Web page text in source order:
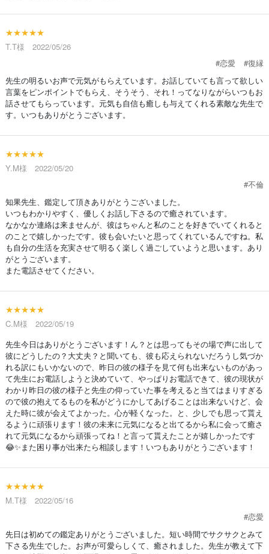
★★★★★
T.T様 2022/05/26
#恋愛
#復縁
先生の明るいお声で元気がもらえています。お話していても言って欲しい
言葉をピンポイントでもらえ、そうそう、それ！ってなりながらいつもお
話させてもらっています。元気も自信も癒しも与えてくれる素敵な先生で
す。いつもありがとうございます。
★★★★★
Y.M様 2022/05/20
#不倫
知果先生、鑑定して頂きありがとうございました。
いつもわかりやすく、優しくお話し下さるので癒されています。
なかなか連絡は来ませんが、彼はちゃんと私のことを好きでいてくれると
のことで嬉しかったです。彼も会いたいと思ってくれているんですね。私
も自分の生活を充実させて明るく楽しく過ごしていようと思います。あり
がとうございます。
また電話させてください。
★★★★★
C.M様 2022/05/19
先生今日はありがとうございます！ん？とは思ってもその場で声に出して
彼にどうしたの？大丈夫？と聞いても、彼も応えられないだろうし気づか
れる訳にもいかないので、昨日の彼の様子を見て何も出来ないものがあっ
て先生にお電話しようと決めていて、やっぱりお電話できて、彼の現状が
わかり昨日の彼の様子と先生の仰っていた事を考えると当てはまりすぎる
ので彼の抱えてるものを私がどうにかしてあげることは出来ないけど、会
えた時に彼が会えてよかった。心が軽くなった。と、少しでも思って貰え
るように頑張ります！彼の未来に元気になると出てるから私に会って癒さ
れて元気になるから頑張ってね！と言って貰えたことが嬉しかったです
😂✨また困り事が出来たら相談します！いつもありがとうございます！
★★★★★
M.T様 2022/05/16
#恋愛
先日は初めての鑑定ありがとうございました。短い時間でサクサクとみて
下さる先生でした。お声が可愛らしくて、癒されました。先生が教えて下